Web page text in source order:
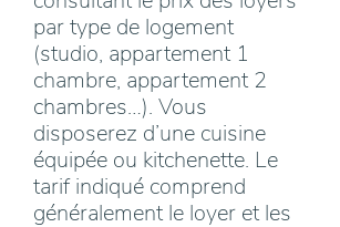
par type de logement
(studio, appartement 1
chambre, appartement 2
chambres…). Vous
disposerez d’une cuisine
équipée ou kitchenette. Le
tarif indiqué comprend
généralement le loyer et les